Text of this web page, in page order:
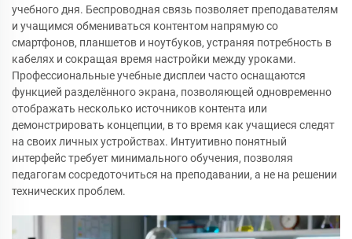
учебного дня. Беспроводная связь позволяет преподавателям
и учащимся обмениваться контентом напрямую со
смартфонов, планшетов и ноутбуков, устраняя потребность в
кабелях и сокращая время настройки между уроками.
Профессиональные учебные дисплеи часто оснащаются
функцией разделённого экрана, позволяющей одновременно
отображать несколько источников контента или
демонстрировать концепции, в то время как учащиеся следят
на своих личных устройствах. Интуитивно понятный
интерфейс требует минимального обучения, позволяя
педагогам сосредоточиться на преподавании, а не на решении
технических проблем.